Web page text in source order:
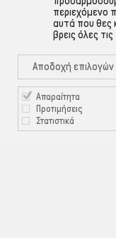
ΠΛΗΡΟΦΟΡΙΕΣ
ΧΡΉΣΙΜΑ
περιεχόμενο
αυτά που θες
βρεις όλες
Αποδοχή επιλογών
Απαραίτητα
Προτιμήσεις
Στατιστικά